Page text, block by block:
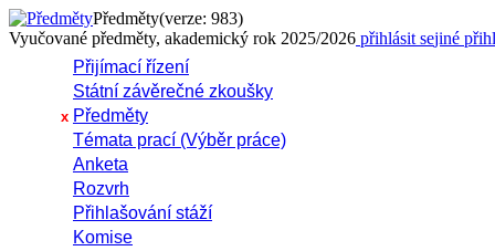
Předměty(verze: 983)
Vyučované předměty, akademický rok 2025/2026 přihlásit sejiné
Přijímací řízení
Státní závěrečné zkoušky
x Předměty
Témata prací (Výběr práce)
Anketa
Rozvrh
Přihlašování stáží
Komise